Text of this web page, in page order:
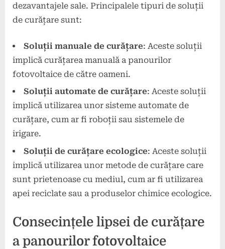
dezavantajele sale. Principalele tipuri de soluții
de curățare sunt:
Soluții manuale de curățare: Aceste soluții
implică curățarea manuală a panourilor
fotovoltaice de către oameni.
Soluții automate de curățare: Aceste soluții
implică utilizarea unor sisteme automate de
curățare, cum ar fi roboții sau sistemele de
irigare.
Soluții de curățare ecologice: Aceste soluții
implică utilizarea unor metode de curățare care
sunt prietenoase cu mediul, cum ar fi utilizarea
apei reciclate sau a produselor chimice ecologice.
Consecințele lipsei de curățare
a panourilor fotovoltaice